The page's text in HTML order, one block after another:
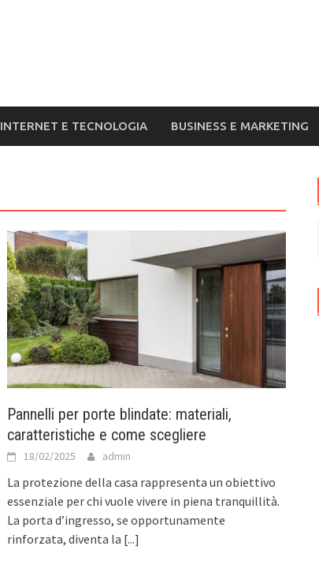
INTERNET E TECNOLOGIA BUSINESS E MARKETING
Pannelli per porte blindate: materiali,
caratteristiche e come scegliere
18/02/2025 admin
La protezione della casa rappresenta un obiettivo
essenziale per chi vuole vivere in piena tranquillità.
La porta d’ingresso, se opportunamente
rinforzata, diventa la [...]